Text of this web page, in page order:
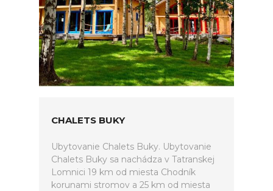
CHALETS BUKY
Ubytovanie Chalets Buky. Ubytovanie
Chalets Buky sa nachádza v Tatranskej
Lomnici 19 km od miesta Chodník
korunami stromov a 25 km od miesta